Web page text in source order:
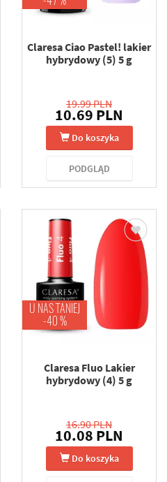
Claresa Ciao Pastel! lakier
hybrydowy (5) 5 g
19.99 PLN
10.69 PLN
Do koszyka
PODGLĄD
U NAS TANIEJ
-40 %
Claresa Fluo Lakier
hybrydowy (4) 5 g
16.90 PLN
10.08 PLN
Do koszyka